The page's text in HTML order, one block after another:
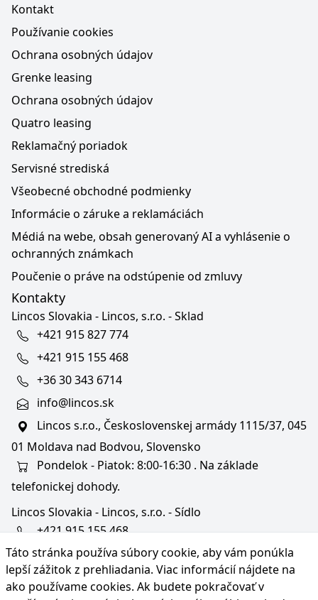
Táto stránka používa súbory cookie, aby vám ponúkla
lepší zážitok z prehliadania. Viac informácií nájdete na
ako používame cookies. Ak budete pokračovať v
Kontakt
Používanie cookies
Ochrana osobných údajov
Grenke leasing
Ochrana osobných údajov
Quatro leasing
Reklamačný poriadok
Servisné strediská
Všeobecné obchodné podmienky
Informácie o záruke a reklamáciách
Médiá na webe, obsah generovaný AI a vyhlásenie o
ochranných známkach
Poučenie o práve na odstúpenie od zmluvy
Kontakty
Lincos Slovakia - Lincos, s.r.o. - Sklad
+421 915 827 774
+421 915 155 468
+36 30 343 6714
info@lincos.sk
Lincos s.r.o., Československej armády 1115/37, 045
01 Moldava nad Bodvou, Slovensko
Pondelok - Piatok: 8:00-16:30 . Na základe
telefonickej dohody.
Lincos Slovakia - Lincos, s.r.o. - Sídlo
+421 915 155 468
+36/30 343 6714
bratislava@lincos.sk